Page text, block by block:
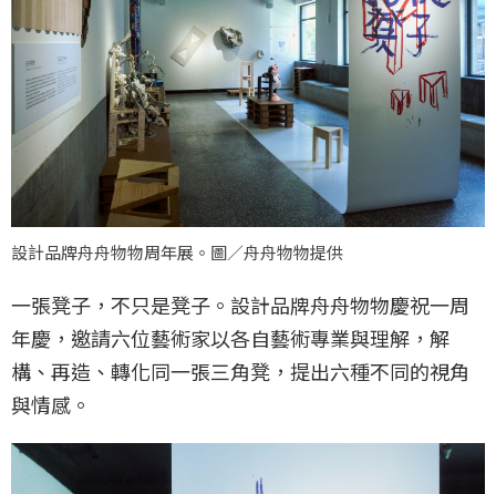
設計品牌舟舟物物周年展。圖／舟舟物物提供
一張凳子，不只是凳子。設計品牌舟舟物物慶祝一周
年慶，邀請六位藝術家以各自藝術專業與理解，解
構、再造、轉化同一張三角凳，提出六種不同的視角
與情感。